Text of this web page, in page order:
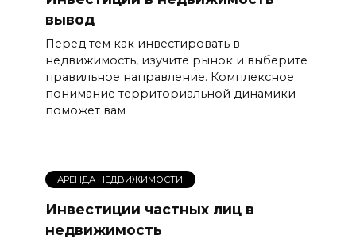
вывод
Перед тем как инвестировать в
недвижимость, изучите рынок и выберите
правильное направление. Комплексное
понимание территориальной динамики
поможет вам
АРЕНДА НЕДВИЖИМОСТИ
Инвестиции частных лиц в
недвижимость